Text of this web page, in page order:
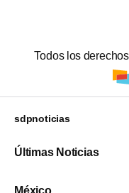
Todos los
sdpnoticias
Últimas Noticias
México